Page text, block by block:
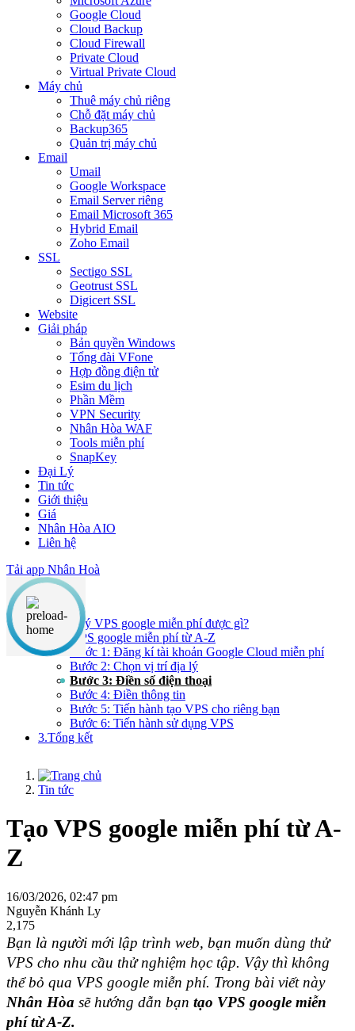
Google Cloud
Cloud Backup
Cloud Firewall
Private Cloud
Virtual Private Cloud
Máy chủ
Thuê máy chủ riêng
Chỗ đặt máy chủ
Backup365
Quản trị máy chủ
Email
Umail
Google Workspace
Email Server riêng
Email Microsoft 365
Hybrid Email
Zoho Email
SSL
Sectigo SSL
Geotrust SSL
Digicert SSL
Website
Giải pháp
Bản quyền Windows
Tổng đài VFone
Hợp đồng điện tử
Esim du lịch
Phần Mềm
VPN Security
Nhân Hòa WAF
Tools miễn phí
SnapKey
Đại Lý
Tin tức
Giới thiệu
Giá
Nhân Hòa AIO
Liên hệ
Tải app Nhân Hoà
Nội dung chính
1.Đăng ký VPS google miễn phí được gì?
2.Tạo VPS google miễn phí từ A-Z
Bước 1: Đăng kí tài khoản Google Cloud miễn phí
Bước 2: Chọn vị trí địa lý
Bước 3: Điền số điện thoại
Bước 4: Điền thông tin
Bước 5: Tiến hành tạo VPS cho riêng bạn
Bước 6: Tiến hành sử dụng VPS
3.Tổng kết
Tin tức
Tạo VPS google miễn phí từ A-
Z
16/03/2026, 02:47 pm
Nguyễn Khánh Ly
2,175
Bạn là người mới lập trình web, bạn muốn dùng thử
VPS cho nhu cầu thử nghiệm học tập. Vậy thì không
thể bỏ qua VPS google miễn phí. Trong bài viết này
Nhân Hòa sẽ hướng dẫn bạn tạo VPS google miễn
phí từ A-Z.